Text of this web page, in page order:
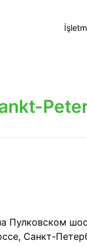
Пулковском
Санкт-